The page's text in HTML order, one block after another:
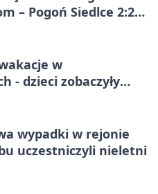
– Pogoń Siedlce 2:2.
końcówce
w
- dzieci zobaczyły
wypadki w rejonie
uczestniczyli nieletni